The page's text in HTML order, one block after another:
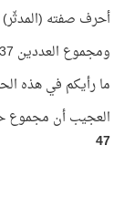
أحرف صفته
ومجموع العددين 37 + 77 يساوي
ما رأيكم في هذه
العجيب أن مجموع حروف
47